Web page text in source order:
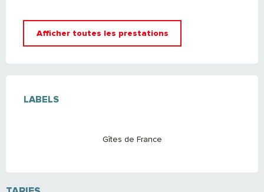
Afficher toutes les prestations
LABELS
LABELS
Gîtes de France